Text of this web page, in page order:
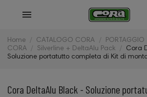
Home CATALOGO CORA PORTAGGIO
CORA
Silverline + DeltaAlu Pack
Cora
Soluzione portatutto completa di Kit di
Cora DeltaAlu Black - Soluzione